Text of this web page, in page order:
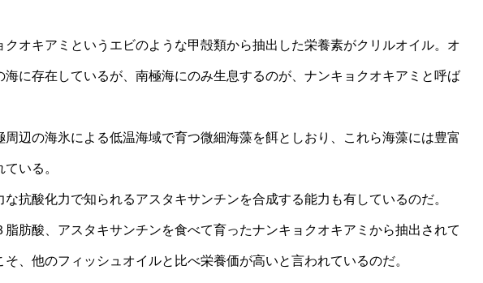
オキアミというエビのような甲殻類から抽出した栄養素がクリルオイル。オ
海に存在しているが、南極海にのみ生息するのが、ナンキョクオキアミと呼ば
辺の海氷による低温海域で育つ微細海藻を餌としおり、これら海藻には豊富
いる。
抗酸化力で知られるアスタキサンチンを合成する能力も有しているのだ。
脂肪酸、アスタキサンチンを食べて育ったナンキョクオキアミから抽出されて
、他のフィッシュオイルと比べ栄養価が高いと言われているのだ。